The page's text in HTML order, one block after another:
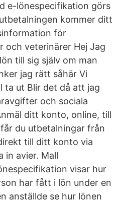
e-lönespecifikation görs
kommer ditt
för
och veterinärer Hej Jag
till sig själv om man
jag rätt såhär Vi
ta ut Blir det då att jag
och sociala
ditt konto, online, till
du utbetalningar från
till ditt konto via
in avier. Mall
visar hur
har fått i lön under en
anställde se hur lönen